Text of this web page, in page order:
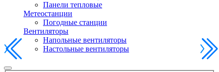
Панели тепловые
Метеостанции
Погодные станции
Вентиляторы
Напольные вентиляторы
Настольные вентиляторы